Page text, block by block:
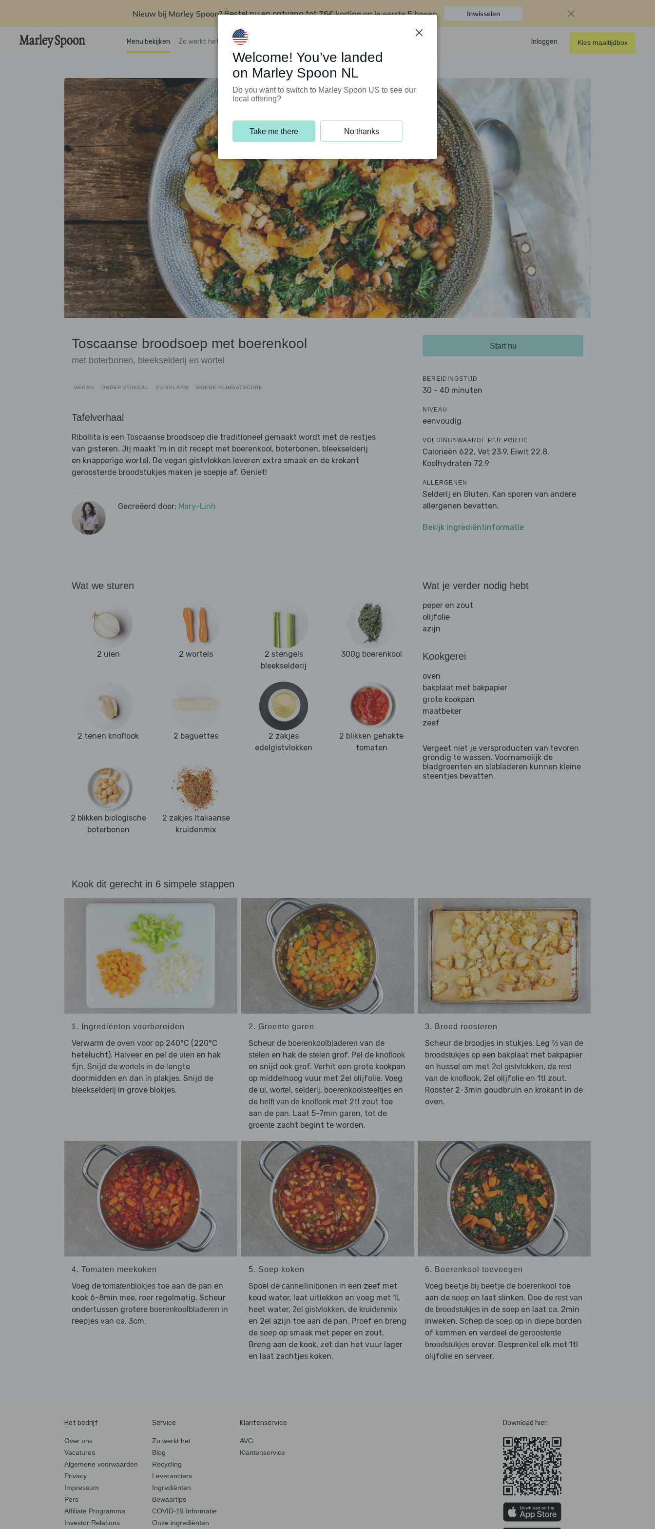
Nieuw bij Marley Spoon?Bestel nu en ontvang tot76€ korting op je eerste 5 boxen. Inwisselen
Menu bekijken Zo werkt het Klantenservice Inloggen Kies maaltijdbox
Toscaanse broodsoep met boerenkool
met boterbonen, bleekselderij en wortel
VEGAN ONDER 650KCAL ZUIVELARM GOEDE KLIMAATSCORE
Tafelverhaal
Ribollita is een Toscaanse broodsoep die traditioneel gemaakt wordt met de restjes
van gisteren. Jij maakt ‘m in dit recept met boerenkool, boterbonen, bleekselderij
en knapperige wortel. De vegan gistvlokken leveren extra smaak en de krokant
geroosterde broodstukjes maken je soepje af. Geniet!
Gecreëerd door: Mary-Linh
Start nu
BEREIDINGSTIJD
30 - 40 minuten
NIVEAU
eenvoudig
VOEDINGSWAARDE PER PORTIE
Calorieën 622, Vet 23.9, Eiwit 22.8,
Koolhydraten 72.9
ALLERGENEN
Selderij en Gluten. Kan sporen van andere
allergenen bevatten.
Bekijk ingrediëntinformatie
Wat we sturen
2 uien 2 wortels
2 stengels
bleekselderij
300g boerenkool
2 tenen knoflook 2 baguettes
2 zakjes
edelgistvlokken
2 blikken gehakte
tomaten
2 blikken biologische
boterbonen
2 zakjes Italiaanse
kruidenmix
Wat je verder nodig hebt
peper en zout
olijfolie
azijn
Kookgerei
oven
bakplaat met bakpapier
grote kookpan
maatbeker
zeef
Vergeet niet je versproducten van tevoren
grondig te wassen. Voornamelijk de
bladgroenten en slabladeren kunnen kleine
steentjes bevatten.
Kook dit gerecht in 6 simpele stappen
1. Ingrediënten voorbereiden
Verwarm de oven voor op 240°C (220°C
hetelucht). Halveer en pel de uien en hak
fijn. Snijd de wortels in de lengte
doormidden en dan in plakjes. Snijd de
bleekselderij in grove blokjes.
2. Groente garen
Scheur de boerenkoolbladeren van de
stelen en hak de stelen grof. Pel de knoflook
en snijd ook grof. Verhit een grote kookpan
op middelhoog vuur met 2el olijfolie. Voeg
de ui, wortel , selderij, boerenkoolsteeltjesen
de helft van de knoflookmet 2tl zout toe
aan de pan. Laat 5-7min garen, tot de
groente zacht begint te worden.
3. Brood roosteren
Scheur de broodjes in stukjes. Leg ⅔ van de
broodstukjes op een bakplaat met bakpapier
en hussel om met 2el gistvlokken, de rest
van de knoflook, 2el olijfolie en 1tl zout.
Rooster 2-3min goudbruin en krokant in de
oven.
4. Tomaten meekoken
Voeg de tomatenblokjes toe aan de pan en
kook 6-8min mee, roer regelmatig. Scheur
ondertussen grotere boerenkoolbladeren in
reepjes van ca. 3cm.
5. Soep koken
Spoel de cannellinibonen in een zeef met
koud water, laat uitlekken en voeg met 1L
heet water, 2el gistvlokken, de kruidenmix
en 2el azijn toe aan de pan. Proef en breng
de soepop smaak met peper en zout.
Breng aan de kook, zet dan het vuur lager
en laat zachtjes koken.
6. Boerenkool toevoegen
Voeg beetje bij beetje de boerenkool toe
aan de soep en laat slinken. Doe de rest van
de broodstukjes in de soep en laat ca. 2min
inweken. Schep de soep op in diepe borden
of kommen en verdeel de geroosterde
broodstukjes erover. Besprenkel elk met 1tl
olijfolie en serveer.
Het bedrijf
Over ons
Vacatures
Algemene voorwaarden
Privacy
Impressum
Pers
Affiliate Programma
Investor Relations
Service
Zo werkt het
Blog
Recycling
Leveranciers
Ingrediënten
Bewaartips
COVID-19 Informatie
Onze ingrediënten
Klantenservice
AVG
Klantenservice
Download hier:
Welcome! You’ve landed
on Marley Spoon NL
Do you want to switch to Marley Spoon US to see our
local offering?
Take me there No thanks